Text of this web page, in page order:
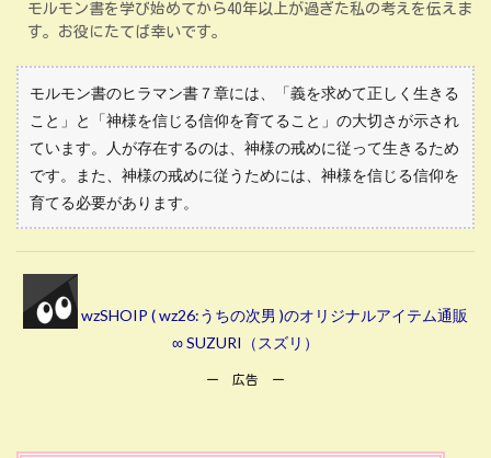
モルモン書を学び始めてから40年以上が過ぎた私の考えを伝えま
す。お役にたてば幸いです。
モルモン書のヒラマン書７章には、「義を求めて正しく生きる
こと」と「神様を信じる信仰を育てること」の大切さが示され
ています。人が存在するのは、神様の戒めに従って生きるため
です。また、神様の戒めに従うためには、神様を信じる信仰を
育てる必要があります。
wzSHOIP ( wz26:うちの次男 )のオリジナルアイテム通販
∞ SUZURI（スズリ）
ー 広告 ー